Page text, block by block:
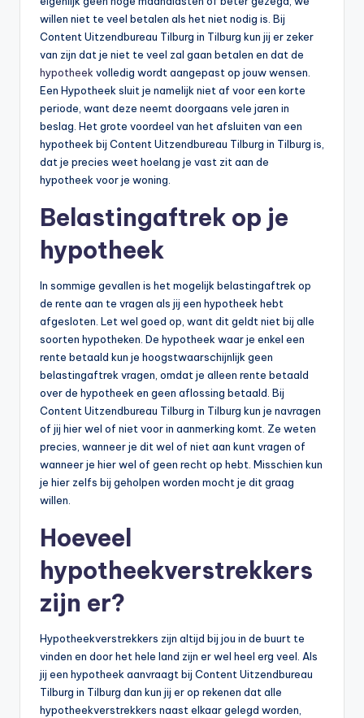
willen niet te veel betalen als het niet nodig is. Bij
Content Uitzendbureau Tilburg in Tilburg kun jij er zeker
van zijn dat je niet te veel zal gaan betalen en dat de
hypotheek volledig wordt aangepast op jouw wensen.
Een Hypotheek sluit je namelijk niet af voor een korte
periode, want deze neemt doorgaans vele jaren in
beslag. Het grote voordeel van het afsluiten van een
hypotheek bij Content Uitzendbureau Tilburg in Tilburg is,
dat je precies weet hoelang je vast zit aan de
hypotheek voor je woning.
Belastingaftrek op je
hypotheek
In sommige gevallen is het mogelijk belastingaftrek op
de rente aan te vragen als jij een hypotheek hebt
afgesloten. Let wel goed op, want dit geldt niet bij alle
soorten hypotheken. De hypotheek waar je enkel een
rente betaald kun je hoogstwaarschijnlijk geen
belastingaftrek vragen, omdat je alleen rente betaald
over de hypotheek en geen aflossing betaald. Bij
Content Uitzendbureau Tilburg in Tilburg kun je navragen
of jij hier wel of niet voor in aanmerking komt. Ze weten
precies, wanneer je dit wel of niet aan kunt vragen of
wanneer je hier wel of geen recht op hebt. Misschien kun
je hier zelfs bij geholpen worden mocht je dit graag
willen.
Hoeveel
hypotheekverstrekkers
zijn er?
Hypotheekverstrekkers zijn altijd bij jou in de buurt te
vinden en door het hele land zijn er wel heel erg veel. Als
jij een hypotheek aanvraagt bij Content Uitzendbureau
Tilburg in Tilburg dan kun jij er op rekenen dat alle
hypotheekverstrekkers naast elkaar gelegd worden,